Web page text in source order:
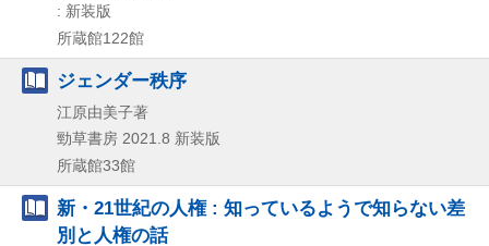
: 新装版
所蔵館122館
ジェンダー秩序
江原由美子著
勁草書房 2021.8 新装版
所蔵館33館
新・21世紀の人権 : 知っているようで知らない差
別と人権の話